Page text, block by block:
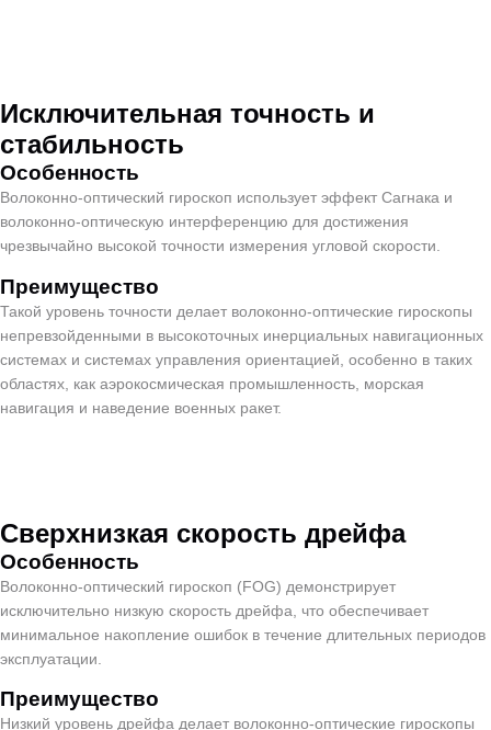
Исключительная точность и
стабильность
Особенность
Волоконно-оптический гироскоп использует эффект Сагнака и
волоконно-оптическую интерференцию для достижения
чрезвычайно высокой точности измерения угловой скорости.
Преимущество
Такой уровень точности делает волоконно-оптические гироскопы
непревзойденными в высокоточных инерциальных навигационных
системах и системах управления ориентацией, особенно в таких
областях, как аэрокосмическая промышленность, морская
навигация и наведение военных ракет.
Сверхнизкая скорость дрейфа
Особенность
Волоконно-оптический гироскоп (FOG) демонстрирует
исключительно низкую скорость дрейфа, что обеспечивает
минимальное накопление ошибок в течение длительных периодов
эксплуатации.
Преимущество
Низкий уровень дрейфа делает волоконно-оптические гироскопы